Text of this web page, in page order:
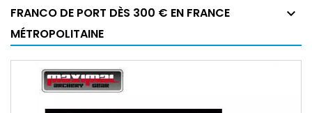
FRANCO DE PORT DÈS 300 € EN FRANCE
MÉTROPOLITAINE